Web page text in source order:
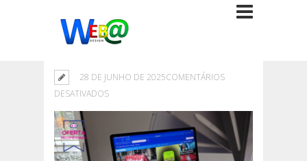
28 DE JUNHO DE 2025COMENTÁRIOS
DESATIVADOSEM